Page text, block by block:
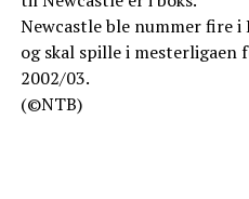
Newcastle ble nummer fire i
og skal spille i mesterligaen
2002/03.
(©NTB)